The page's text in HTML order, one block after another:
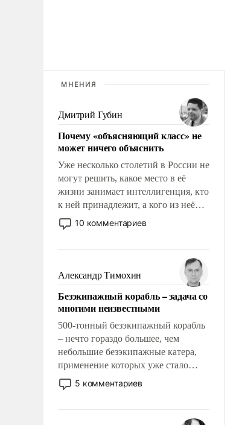
МНЕНИЯ
Дмитрий Губин
Почему «объясняющий класс» не
может ничего объяснить
Уже несколько столетий в России не
могут решить, какое место в её
жизни занимает интеллигенция, кто
к ней принадлежит, а кого из неё
исключили с правом
восстановления и без оного. И чем
казалось, что эти вопросы решены
раз и навсегда, но – нет, не решены.
10 комментариев
Александр Тимохин
Безэкипажный корабль – задача со
многими неизвестными
500-тонный безэкипажный корабль
– нечто гораздо большее, чем
небольшие безэкипажные катера,
применение которых уже стало
обыденностью. Задача по созданию
такого корабля очень сложна и
реализация радикально поднимет
5 комментариев